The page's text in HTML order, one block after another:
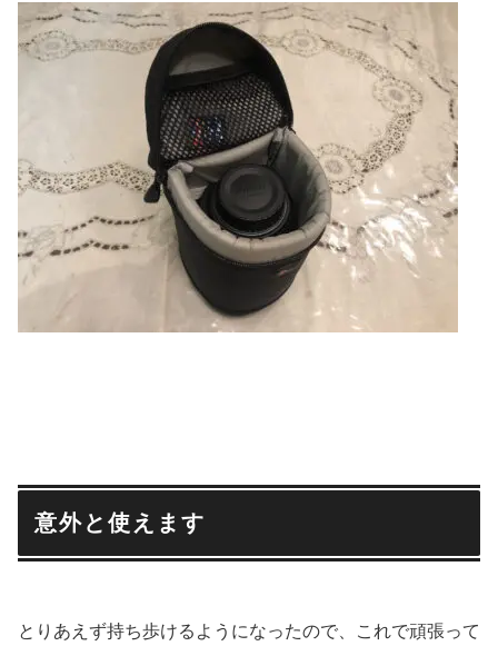
意外と使えます
とりあえず持ち歩けるようになったので、これで頑張って